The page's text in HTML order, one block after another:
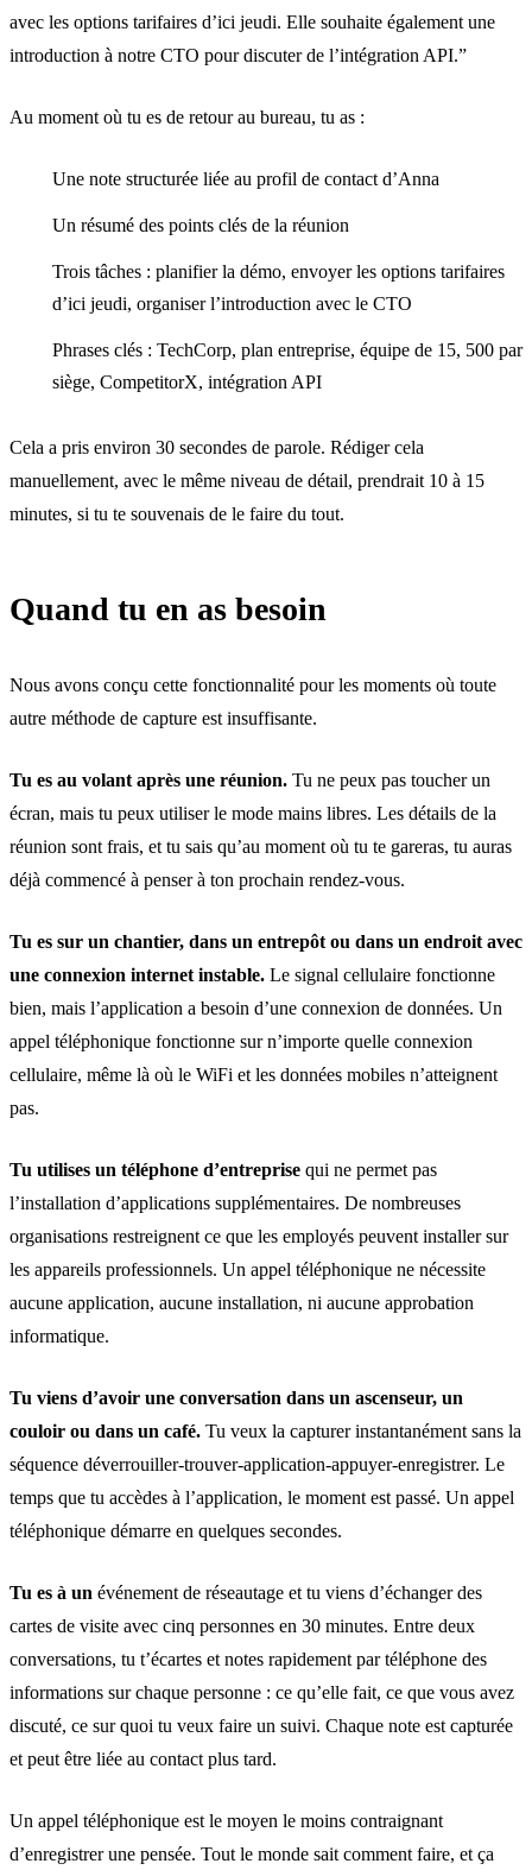
avec les options tarifaires d’ici jeudi. Elle souhaite également une
introduction à notre CTO pour discuter de l’intégration API.”
Au moment où tu es de retour au bureau, tu as :
Une note structurée liée au profil de contact d’Anna
Un résumé des points clés de la réunion
Trois tâches : planifier la démo, envoyer les options tarifaires
d’ici jeudi, organiser l’introduction avec le CTO
Phrases clés : TechCorp, plan entreprise, équipe de 15, 500 par
siège, CompetitorX, intégration API
Cela a pris environ 30 secondes de parole. Rédiger cela
manuellement, avec le même niveau de détail, prendrait 10 à 15
minutes, si tu te souvenais de le faire du tout.
Quand tu en as besoin
Nous avons conçu cette fonctionnalité pour les moments où toute
autre méthode de capture est insuffisante.
Tu es au volant après une réunion. Tu ne peux pas toucher un
écran, mais tu peux utiliser le mode mains libres. Les détails de la
réunion sont frais, et tu sais qu’au moment où tu te gareras, tu auras
déjà commencé à penser à ton prochain rendez-vous.
Tu es sur un chantier, dans un entrepôt ou dans un endroit avec
une connexion internet instable. Le signal cellulaire fonctionne
bien, mais l’application a besoin d’une connexion de données. Un
appel téléphonique fonctionne sur n’importe quelle connexion
cellulaire, même là où le WiFi et les données mobiles n’atteignent
pas.
Tu utilises un téléphone d’entreprise qui ne permet pas
l’installation d’applications supplémentaires. De nombreuses
organisations restreignent ce que les employés peuvent installer sur
les appareils professionnels. Un appel téléphonique ne nécessite
aucune application, aucune installation, ni aucune approbation
informatique.
Tu viens d’avoir une conversation dans un ascenseur, un
couloir ou dans un café. Tu veux la capturer instantanément sans la
séquence déverrouiller-trouver-application-appuyer-enregistrer. Le
temps que tu accèdes à l’application, le moment est passé. Un appel
téléphonique démarre en quelques secondes.
Tu es à un événement de réseautage et tu viens d’échanger des
cartes de visite avec cinq personnes en 30 minutes. Entre deux
conversations, tu t’écartes et notes rapidement par téléphone des
informations sur chaque personne : ce qu’elle fait, ce que vous avez
discuté, ce sur quoi tu veux faire un suivi. Chaque note est capturée
et peut être liée au contact plus tard.
Un appel téléphonique est le moyen le moins contraignant
d’enregistrer une pensée. Tout le monde sait comment faire, et ça